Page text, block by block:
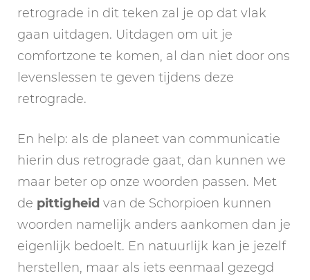
retrograde in dit teken zal je op dat vlak
gaan uitdagen. Uitdagen om uit je
comfortzone te komen, al dan niet door ons
levenslessen te geven tijdens deze
retrograde.
En help: als de planeet van communicatie
hierin dus retrograde gaat, dan kunnen we
maar beter op onze woorden passen. Met
de pittigheid van de Schorpioen kunnen
woorden namelijk anders aankomen dan je
eigenlijk bedoelt. En natuurlijk kan je jezelf
herstellen, maar als iets eenmaal gezegd